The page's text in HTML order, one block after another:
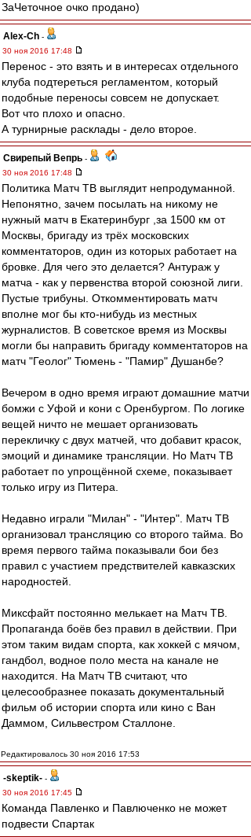
ЗаЧеточное очко продано)
Alex-Ch -
30 ноя 2016 17:48
Перенос - это взять и в интересах отдельного
клуба подтереться регламентом, который
подобные переносы совсем не допускает.
Вот что плохо и опасно.
А турнирные расклады - дело второе.
Свирепый Вепрь -
30 ноя 2016 17:48
Политика Матч ТВ выглядит непродуманной.
Непонятно, зачем посылать на никому не
нужный матч в Екатеринбург ,за 1500 км от
Москвы, бригаду из трёх московских
комментаторов, один из которых работает на
бровке. Для чего это делается? Антураж у
матча - как у первенства второй союзной лиги.
Пустые трибуны. Откомментировать матч
вполне мог бы кто-нибудь из местных
журналистов. В советское время из Москвы
могли бы направить бригаду комментаторов на
матч "Геолог" Тюмень - "Памир" Душанбе?
Вечером в одно время играют домашние матчи
бомжи с Уфой и кони с Оренбургом. По логике
вещей ничто не мешает организовать
перекличку с двух матчей, что добавит красок,
эмоций и динамике трансляции. Но Матч ТВ
работает по упрощённой схеме, показывает
только игру из Питера.
Недавно играли "Милан" - "Интер". Матч ТВ
организовал трансляцию со второго тайма. Во
время первого тайма показывали бои без
правил с участием предствителей кавказских
народностей.
Миксфайт постоянно мелькает на Матч ТВ.
Пропаганда боёв без правил в действии. При
этом таким видам спорта, как хоккей с мячом,
гандбол, водное поло места на канале не
находится. На Матч ТВ считают, что
целесообразнее показать документальный
фильм об истории спорта или кино с Ван
Даммом, Сильвестром Сталлоне.
Редактировалось 30 ноя 2016 17:53
-skeptik- -
30 ноя 2016 17:45
Команда Павленко и Павлюченко не может
подвести Спартак